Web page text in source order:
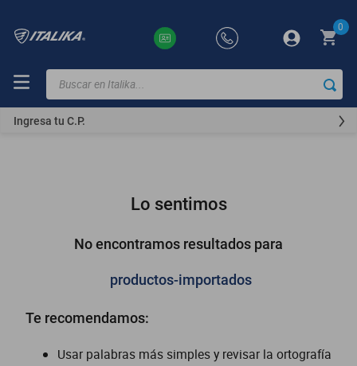
0
Buscar en Italika...
Ingresa tu C.P.
Lo sentimos
No encontramos resultados para
productos-importados
Te recomendamos:
Usar palabras más simples y revisar la ortografía
TÉRMINOS
MÁS
250z
vortex
300z